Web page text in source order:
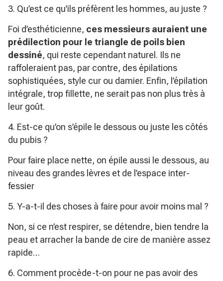
3. Qu’est ce qu’ils préfèrent les hommes, au juste ?
Foi d’esthéticienne, ces messieurs auraient une
prédilection pour le triangle de poils bien
dessiné, qui reste cependant naturel. Ils ne
raffoleraient pas, par contre, des épilations
sophistiquées, style cur ou damier. Enfin, l’épilation
intégrale, trop fillette, ne serait pas non plus très à
leur goût.
4. Est-ce qu’on s’épile le dessous ou juste les côtés
du pubis ?
Pour faire place nette, on épile aussi le dessous, au
niveau des grandes lèvres et de l’espace inter-
fessier
5. Y-a-t-il des choses à faire pour avoir moins mal ?
Non, si ce n’est respirer, se détendre, bien tendre la
peau et arracher la bande de cire de manière assez
rapide…
6. Comment procède-t-on pour ne pas avoir des